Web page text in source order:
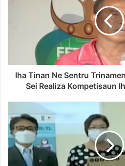
Iha Tinan Ne Sentru
Sei Realiza Kompetisaun